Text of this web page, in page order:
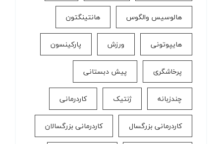
هالوسیس والگوس هانتینگتون
هایپوتونی ورزش پارکینسون
پرخاشگری پیش دبستانی
چندزبانه ژنتیک کاردرمانی
کاردرمانی بزرگسال کاردرمانی بزرگسالان